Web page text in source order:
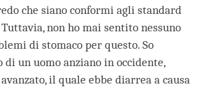
che siano conformi agli standard
non ho mai sentito nessuno
di stomaco per questo. So
un uomo anziano in occidente,
il quale ebbe diarrea a causa